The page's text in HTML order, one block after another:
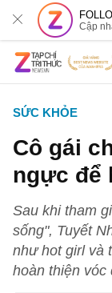
Cập
SỨC KHỎE
Cô gái
ngực để
Sau khi tham
sống", Tuyết
như hot girl và
hoàn thiện vóc